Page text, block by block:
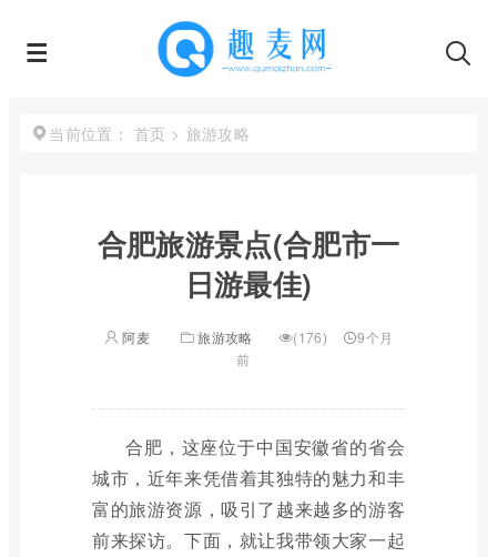
当前位置： 首页 > 旅游攻略
合肥旅游景点(合肥市一
日游最佳)
阿麦 旅游攻略 (176)
9个月
前
合肥，这座位于中国安徽省的省会
城市，近年来凭借着其独特的魅力和丰
富的旅游资源，吸引了越来越多的游客
前来探访。下面，就让我带领大家一起